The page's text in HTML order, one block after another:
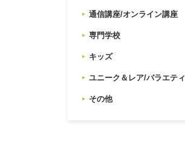
通信講座/オンライン講座
専門学校
キッズ
ユニーク＆レア/バラエティ
その他